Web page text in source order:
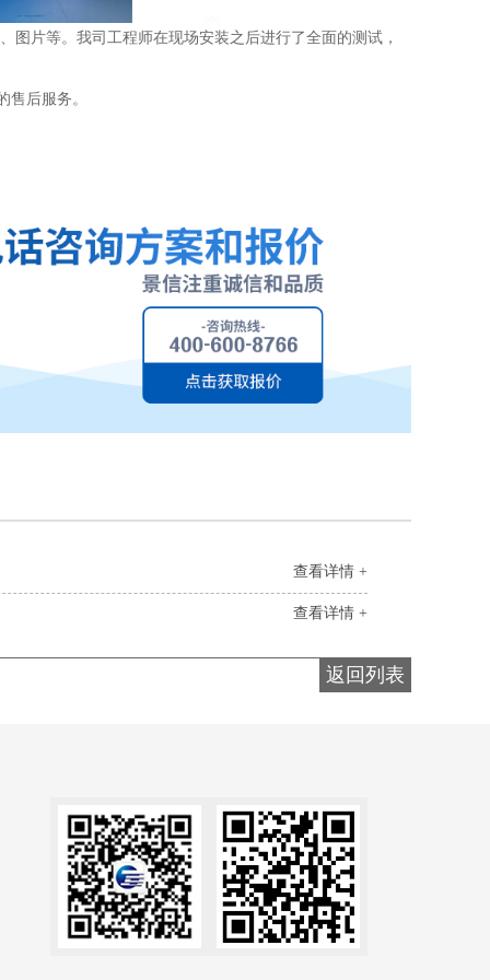
片等。我司工程师在现场安装之后进行了全面的测试，
后服务。
查看详情 +
查看详情 +
返回列表